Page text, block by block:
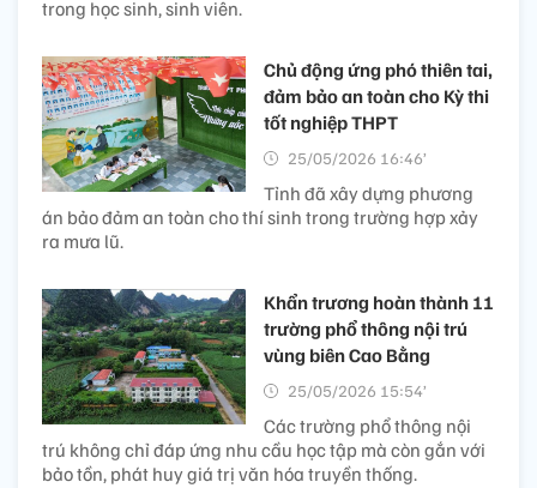
trong học sinh, sinh viên.
Chủ động ứng phó thiên tai,
đảm bảo an toàn cho Kỳ thi
tốt nghiệp​ THPT
25/05/2026 16:46’
Tỉnh đã xây dựng phương
án bảo đảm an toàn cho thí sinh trong trường hợp xảy
ra mưa lũ.
Khẩn trương hoàn thành 11
trường phổ thông nội trú
vùng biên Cao Bằng
25/05/2026 15:54’
Các trường phổ thông nội
trú không chỉ đáp ứng nhu cầu học tập mà còn gắn với
bảo tồn, phát huy giá trị văn hóa truyền thống.